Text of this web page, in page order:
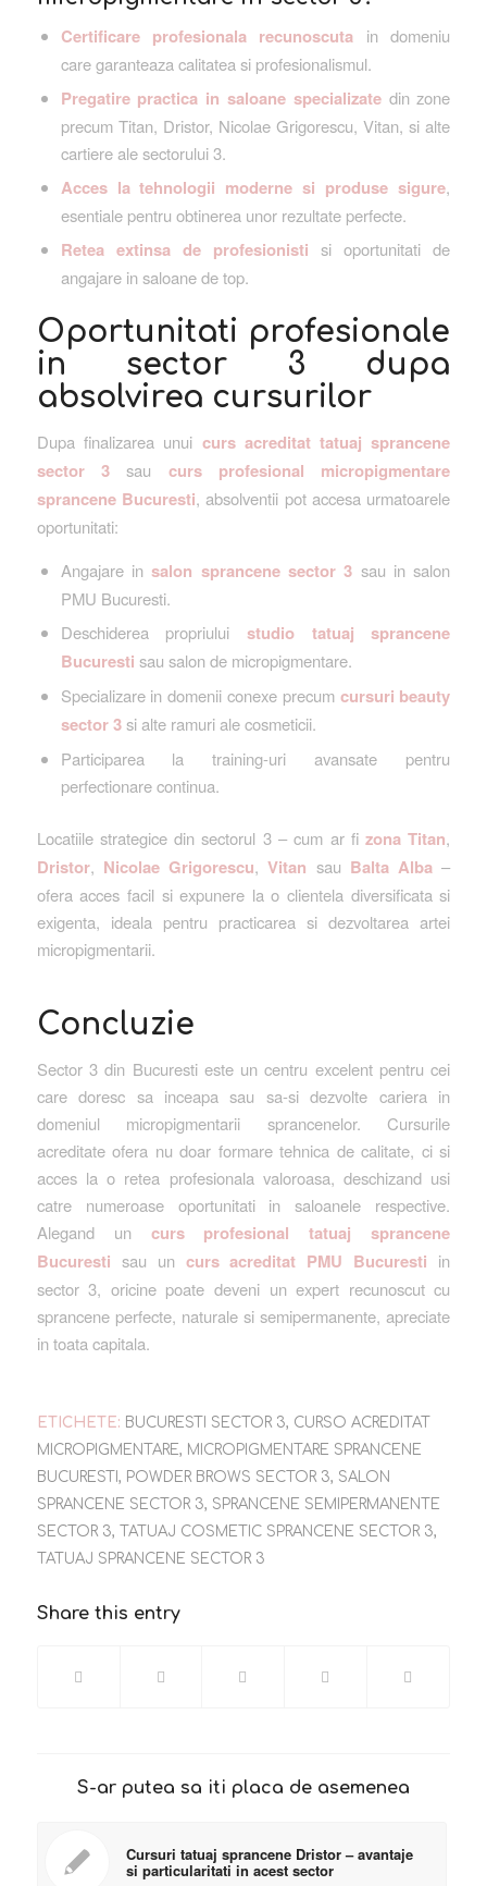
Certificare profesionala recunoscuta in domeniu
care garanteaza calitatea si profesionalismul.
Pregatire practica in saloane specializatedin zone
precum Titan, Dristor, Nicolae Grigorescu, Vitan, si alte
cartiere ale sectorului 3.
Acces la tehnologii moderne si produse sigure,
esentiale pentru obtinerea unor rezultate perfecte.
Retea extinsa de profesionisti si oportunitati de
angajare in saloane de top.
Oportunitati profesionale
in sector 3 dupa
absolvirea cursurilor
Dupa finalizarea unui curs acreditat tatuaj sprancene
sector 3sau curs profesional micropigmentare
sprancene Bucuresti, absolventii pot accesa urmatoarele
oportunitati:
Angajare in salon sprancene sector 3 sau in salon
PMU Bucuresti.
Deschiderea propriului studio tatuaj sprancene
Bucuresti sau salon de micropigmentare.
Specializare in domenii conexe precum cursuri beauty
sector 3si alte ramuri ale cosmeticii.
Participarea la training-uri avansate pentru
perfectionare continua.
Locatiile strategice din sectorul 3 – cum ar fizona Titan,
Dristor, Nicolae Grigorescu,Vitan sau Balta Alba –
ofera acces facil si expunere la o clientela diversificata si
exigenta, ideala pentru practicarea si dezvoltarea artei
micropigmentarii.
Concluzie
Sector 3 din Bucuresti este un centru excelent pentru cei
care doresc sa inceapa sau sa-si dezvolte cariera in
domeniul micropigmentarii sprancenelor. Cursurile
acreditate ofera nu doar formare tehnica de calitate, ci si
acces la o retea profesionala valoroasa, deschizand usi
catre numeroase oportunitati in saloanele respective.
Alegand un curs profesional tatuaj sprancene
Bucuresti sau un curs acreditat PMU Bucuresti in
sector 3, oricine poate deveni un expert recunoscut cu
sprancene perfecte, naturale si semipermanente, apreciate
in toata capitala.
ETICHETE: BUCURESTI SECTOR 3, CURSO ACREDITAT
MICROPIGMENTARE, MICROPIGMENTARE SPRANCENE
BUCURESTI , POWDER BROWS SECTOR 3, SALON
SPRANCENE SECTOR 3, SPRANCENE SEMIPERMANENTE
SECTOR 3, TATUAJ COSMETIC SPRANCENE SECTOR 3,
TATUAJ SPRANCENE SECTOR 3
Share this entry
S-ar putea sa iti placa de asemenea
Cursuri tatuaj sprancene Dristor – avantaje
si particularitati in acest sector